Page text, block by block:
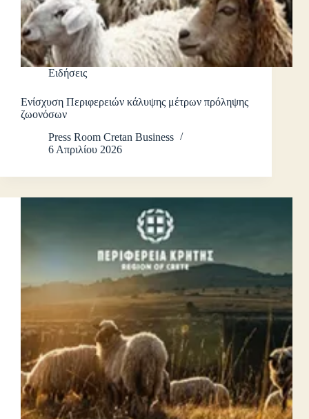
Ειδήσεις
Ενίσχυση Περιφερειών κάλυψης μέτρων πρόληψης
ζωονόσων
Press Room Cretan Business
6 Απριλίου 2026